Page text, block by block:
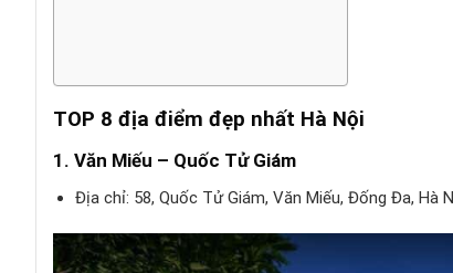
TOP 8 địa điểm đẹp nhất Hà Nội
1. Văn Miếu – Quốc Tử Giám
Địa chỉ: 58, Quốc Tử Giám, Văn Miếu, Đống Đa, Hà